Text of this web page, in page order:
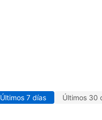
Últimos 7 días Últimos 30